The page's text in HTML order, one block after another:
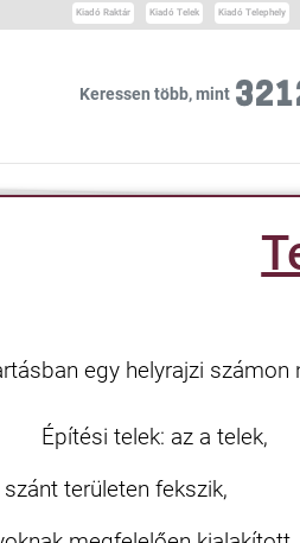
Kiadó Raktár Kiadó Telek Kiadó Telephely
Keressen több, mint
egy
az a telek,
területen fekszik,